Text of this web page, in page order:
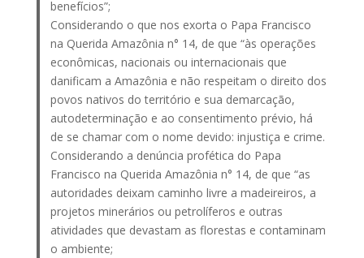
benefícios”;
Considerando o que nos exorta o Papa Francisco
na Querida Amazônia n° 14, de que “às operações
econômicas, nacionais ou internacionais que
danificam a Amazônia e não respeitam o direito dos
povos nativos do território e sua demarcação,
autodeterminação e ao consentimento prévio, há
de se chamar com o nome devido: injustiça e crime.
Considerando a denúncia profética do Papa
Francisco na Querida Amazônia n° 14, de que “as
autoridades deixam caminho livre a madeireiros, a
projetos minerários ou petrolíferos e outras
atividades que devastam as florestas e contaminam
o ambiente;